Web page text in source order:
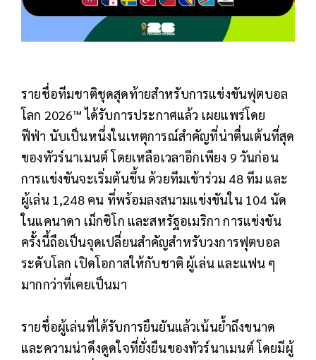
รายชื่อทีมชาติชุดสุดท้ายสำหรับการแข่งขันฟุตบอล
โลก 2026™ ได้รับการประกาศแล้ว เผยแพร่โดย
ฟีฟ่า นับเป็นหนึ่งในเหตุการณ์สำคัญที่น่าตื่นเต้นที่สุด
ของทัวร์นาเมนต์ โดยเหลือเวลาอีกเพียง 9 วันก่อน
การแข่งขันจะเริ่มต้นขึ้น ด้วยทีมเข้าร่วม 48 ทีม และ
ผู้เล่น 1,248 คน ที่พร้อมลงสนามแข่งขันใน 104 นัด
ในแคนาดา เม็กซิโก และสหรัฐอเมริกา การแข่งขัน
ครั้งนี้ถือเป็นจุดเปลี่ยนสำคัญสำหรับวงการฟุตบอล
ระดับโลก เปิดโอกาสให้กับชาติ ผู้เล่น และแฟน ๆ
มากกว่าที่เคยเป็นมา
รายชื่อผู้เล่นที่ได้รับการยืนยันแล้วเน้นย้ำถึงขนาด
และความน่าดึงดูดใจที่ยั่งยืนของทัวร์นาเมนต์ โดยมีผู้